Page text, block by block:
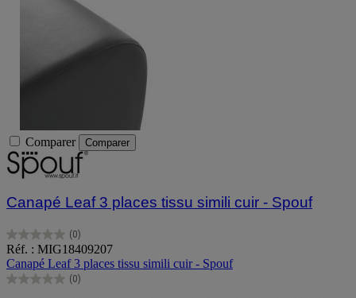
Comparer Comparer
Canapé Leaf 3 places tissu simili cuir - Spouf
(0)
0.0
sur
5
étoiles.
Réf. : MIG18409207
Canapé Leaf 3 places tissu simili cuir - Spouf
(0)
0.0